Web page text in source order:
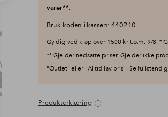
varer**.
Bruk koden i kassen: 440210
Gyldig ved kjøp over 1500 kr t.o.m. 9/8. *
** Gjelder nedsatte priser. Gjelder ikke
"Outlet" eller "Alltid lav pris". Se
Produkterklæring